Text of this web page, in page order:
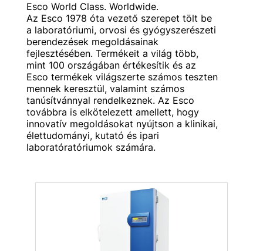
Esco World Class. Worldwide.
Az Esco 1978 óta vezető szerepet tölt be
a laboratóriumi, orvosi és gyógyszerészeti
berendezések megoldásainak
fejlesztésében. Termékeit a világ több,
mint 100 országában értékesítik és az
Esco termékek világszerte számos teszten
mennek keresztül, valamint számos
tanúsítvánnyal rendelkeznek. Az Esco
továbbra is elkötelezett amellett, hogy
innovatív megoldásokat nyújtson a klinikai,
élettudományi, kutató és ipari
laboratóratóriumok számára.